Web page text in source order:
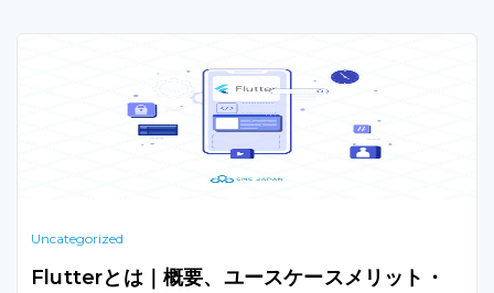
Uncategorized
Flutterとは｜概要、ユースケースメリット・